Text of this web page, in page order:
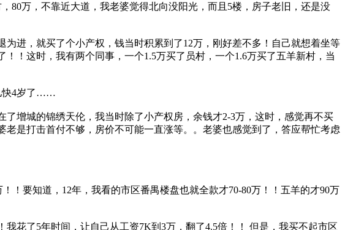
万，不靠近大道，我老婆觉得北向没阳光，而且5楼，房子老旧，还是没
进，就买了个小产权，钱当时积累到了12万，刚好差不多！自己就想着坐等
！这时，我有两个同事，一个1.5万买了员村，一个1.6万买了五羊新村，当
快4岁了……
增城的锦绣天伦，我当时除了小产权房，余钱才2-3万，这时，感觉再不买
是打击首付不够，房价不可能一直涨等。。老婆也感觉到了，答应帮忙考虑
！要知道，12年，我看的市区番禺楼盘也就全款才70-80万！！五羊的才90万
花了5年时间，让自己从工资7K到3万，翻了4.5倍！！ 但是，我买不起市区